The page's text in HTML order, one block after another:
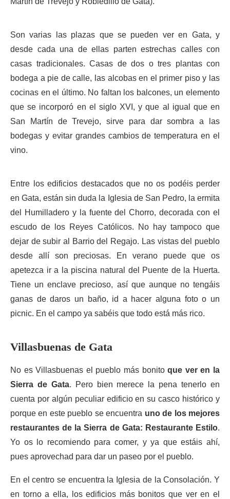
Son varias las plazas que se pueden ver en Gata, y
desde cada una de ellas parten estrechas calles con
casas tradicionales. Casas de dos o tres plantas con
bodega a pie de calle, las alcobas en el primer piso y las
cocinas en el último. No faltan los balcones, un elemento
que se incorporó en el siglo XVI, y que al igual que en
San Martín de Trevejo, sirve para dar sombra a las
bodegas y evitar grandes cambios de temperatura en el
vino.
Entre los edificios destacados que no os podéis perder
en Gata, están sin duda la Iglesia de San Pedro, la ermita
del Humilladero y la fuente del Chorro, decorada con el
escudo de los Reyes Católicos. No hay tampoco que
dejar de subir al Barrio del Regajo. Las vistas del pueblo
desde allí son preciosas. En verano puede que os
apetezca ir a la piscina natural del Puente de la Huerta.
Tiene un enclave precioso, así que aunque no tengáis
ganas de daros un baño, id a hacer alguna foto o un
picnic. En el campo ya sabéis que todo está más rico.
Villasbuenas de Gata
No es Villasbuenas el pueblo más bonitoque ver en la
Sierra de Gata. Pero bien merece la pena tenerlo en
cuenta por algún peculiar edificio en su casco histórico y
porque en este pueblo se encuentra uno de los mejores
restaurantes de la Sierra de Gata: Restaurante Estilo.
Yo os lo recomiendo para comer, y ya que estáis ahí,
pues aprovechad para dar un paseo por el pueblo.
En el centro se encuentra la Iglesia de la Consolación. Y
en torno a ella, los edificios más bonitos que ver en el